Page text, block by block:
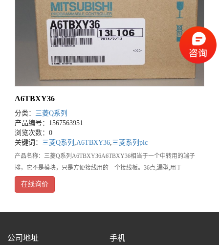
A6TBXY36
分类： 三菱Q系列
产品编号：1567563951
浏览次数：0
关键词： 三菱Q系列 ,A6TBXY36,三菱系列plc
产品名称：三菱Q系列A6TBXY36A6TBXY36相当于一个中转用的端子
排，它不是模块，只是方便接线用的一个接线板。36点,漏型,用于
A1SX41/A1SX42和A1SY41/A1SY42[输入输出连接点数]36点
在线询价
公司地址 手机